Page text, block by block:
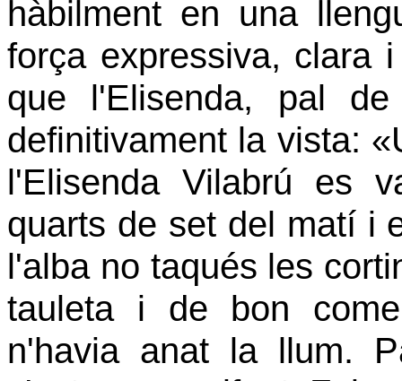
hàbilment en una
força expressiva, clara
que l'Elisenda, pal
definitivament la vista:
l'Elisenda Vilabrú es
quarts de set del matí i
l'alba no taqués les
tauleta i de bon
n'havia anat la llum.